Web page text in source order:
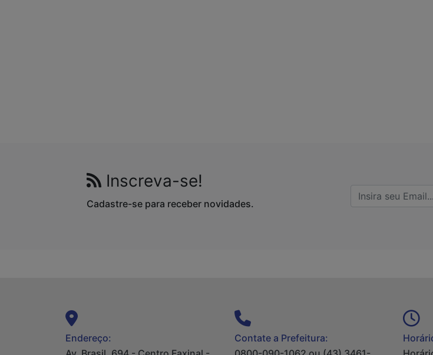
Inscreva-se!
Cadastre-se para receber novidades.
Endereço:
Contate a Prefeitura: